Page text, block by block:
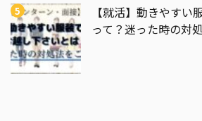
【就活】動きやすい
って？迷った時の対